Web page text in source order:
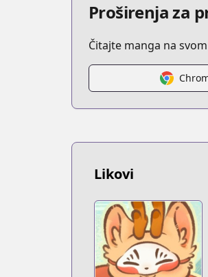
Proširenja za
Čitajte manga na
Likovi